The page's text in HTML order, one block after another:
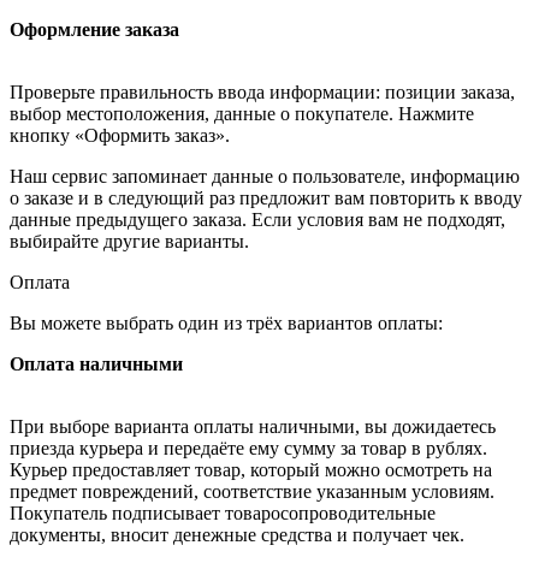
Оформление заказа
Проверьте правильность ввода информации: позиции заказа,
выбор местоположения, данные о покупателе. Нажмите
кнопку «Оформить заказ».
Наш сервис запоминает данные о пользователе, информацию
о заказе и в следующий раз предложит вам повторить к вводу
данные предыдущего заказа. Если условия вам не подходят,
выбирайте другие варианты.
Оплата
Вы можете выбрать один из трёх вариантов оплаты:
Оплата наличными
При выборе варианта оплаты наличными, вы дожидаетесь
приезда курьера и передаёте ему сумму за товар в рублях.
Курьер предоставляет товар, который можно осмотреть на
предмет повреждений, соответствие указанным условиям.
Покупатель подписывает товаросопроводительные
документы, вносит денежные средства и получает чек.